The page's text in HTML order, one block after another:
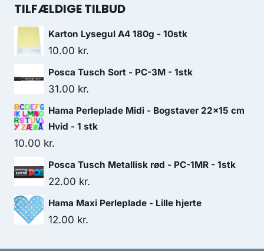
TILFÆLDIGE TILBUD
Karton Lysegul A4 180g - 10stk
10.00 kr.
Posca Tusch Sort - PC-3M - 1stk
31.00 kr.
Hama Perleplade Midi - Bogstaver 22x15 cm
Hvid - 1 stk
10.00 kr.
Posca Tusch Metallisk rød - PC-1MR - 1stk
22.00 kr.
Hama Maxi Perleplade - Lille hjerte
12.00 kr.